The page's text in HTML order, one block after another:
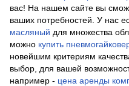
вас! На нашем сайте вы
ваших потребностей. У нас
масляный для множества
можно купить
новейшим критериям
выбор, для вашей
например - цена аренды